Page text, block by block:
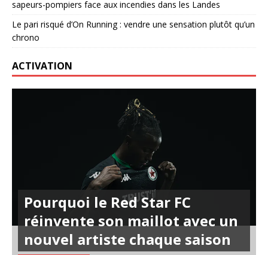
sapeurs-pompiers face aux incendies dans les Landes
Le pari risqué d’On Running : vendre une sensation plutôt qu’un
chrono
ACTIVATION
Pourquoi le Red Star FC
réinvente son maillot avec un
nouvel artiste chaque saison